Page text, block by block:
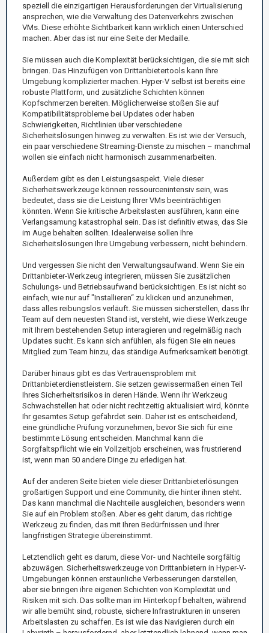
speziell die einzigartigen Herausforderungen der Virtualisierung
ansprechen, wie die Verwaltung des Datenverkehrs zwischen
VMs. Diese erhöhte Sichtbarkeit kann wirklich einen Unterschied
machen. Aber das ist nur eine Seite der Medaille.
Sie müssen auch die Komplexität berücksichtigen, die sie mit sich
bringen. Das Hinzufügen von Drittanbietertools kann Ihre
Umgebung komplizierter machen. Hyper-V selbst ist bereits eine
robuste Plattform, und zusätzliche Schichten können
Kopfschmerzen bereiten. Möglicherweise stoßen Sie auf
Kompatibilitätsprobleme bei Updates oder haben
Schwierigkeiten, Richtlinien über verschiedene
Sicherheitslösungen hinweg zu verwalten. Es ist wie der Versuch,
ein paar verschiedene Streaming-Dienste zu mischen – manchmal
wollen sie einfach nicht harmonisch zusammenarbeiten.
Außerdem gibt es den Leistungsaspekt. Viele dieser
Sicherheitswerkzeuge können ressourcenintensiv sein, was
bedeutet, dass sie die Leistung Ihrer VMs beeinträchtigen
könnten. Wenn Sie kritische Arbeitslasten ausführen, kann eine
Verlangsamung katastrophal sein. Das ist definitiv etwas, das Sie
im Auge behalten sollten. Idealerweise sollen Ihre
Sicherheitslösungen Ihre Umgebung verbessern, nicht behindern.
Und vergessen Sie nicht den Verwaltungsaufwand. Wenn Sie ein
Drittanbieter-Werkzeug integrieren, müssen Sie zusätzlichen
Schulungs- und Betriebsaufwand berücksichtigen. Es ist nicht so
einfach, wie nur auf "Installieren“ zu klicken und anzunehmen,
dass alles reibungslos verläuft. Sie müssen sicherstellen, dass Ihr
Team auf dem neuesten Stand ist, versteht, wie diese Werkzeuge
mit Ihrem bestehenden Setup interagieren und regelmäßig nach
Updates sucht. Es kann sich anfühlen, als fügen Sie ein neues
Mitglied zum Team hinzu, das ständige Aufmerksamkeit benötigt.
Darüber hinaus gibt es das Vertrauensproblem mit
Drittanbieterdienstleistern. Sie setzen gewissermaßen einen Teil
Ihres Sicherheitsrisikos in deren Hände. Wenn ihr Werkzeug
Schwachstellen hat oder nicht rechtzeitig aktualisiert wird, könnte
Ihr gesamtes Setup gefährdet sein. Daher ist es entscheidend,
eine gründliche Prüfung vorzunehmen, bevor Sie sich für eine
bestimmte Lösung entscheiden. Manchmal kann die
Sorgfaltspflicht wie ein Vollzeitjob erscheinen, was frustrierend
ist, wenn man 50 andere Dinge zu erledigen hat.
Auf der anderen Seite bieten viele dieser Drittanbieterlösungen
großartigen Support und eine Community, die hinter ihnen steht.
Das kann manchmal die Nachteile ausgleichen, besonders wenn
Sie auf ein Problem stoßen. Aber es geht darum, das richtige
Werkzeug zu finden, das mit Ihren Bedürfnissen und Ihrer
langfristigen Strategie übereinstimmt.
Letztendlich geht es darum, diese Vor- und Nachteile sorgfältig
abzuwägen. Sicherheitswerkzeuge von Drittanbietern in Hyper-V-
Umgebungen können erstaunliche Verbesserungen darstellen,
aber sie bringen ihre eigenen Schichten von Komplexität und
Risiken mit sich. Das sollte man im Hinterkopf behalten, während
wir alle bemüht sind, robuste, sichere Infrastrukturen in unseren
Arbeitslasten zu schaffen. Es ist wie das Navigieren durch ein